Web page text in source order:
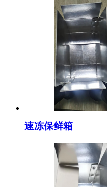
速冻保鲜箱